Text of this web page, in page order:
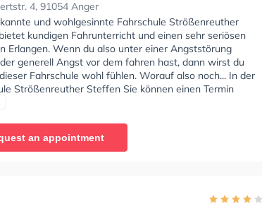
4, 91054 Anger
und wohlgesinnte Fahrschule Strößenreuther
kundigen Fahrunterricht und einen sehr seriösen
Erlangen. Wenn du also unter einer Angststörung
generell Angst vor dem fahren hast, dann wirst du
Fahrschule wohl fühlen. Worauf also noch... In der
Strößenreuther Steffen Sie können einen Termin
an appointment